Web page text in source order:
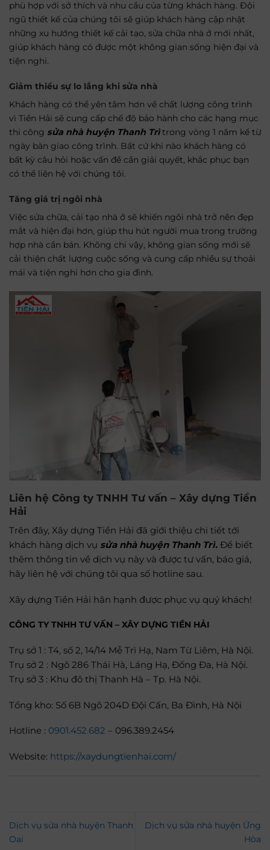
phù hợp với sở thích và nhu cầu của từng khách hàng. Đội
ngũ thiết kế của chúng tôi sẽ giúp khách hàng cập nhật
những xu hướng thiết kế cải tạo, sửa chữa nhà ở mới nhất,
giúp khách hàng có được một không gian sống hiện đại và
tiện nghi.
Giảm thiểu sự lo lắng khi sửa nhà
Khách hàng có thể yên tâm hơn về chất lượng công trình
vì Tiền Hải sẽ cung cấp chế độ bảo hành cho các hạng mục
thi công sửa nhà huyện Thanh Trìtrong vòng 1 năm kể từ
ngày bàn giao công trình. Bất cứ khi nào khách hàng có
bất kỳ câu hỏi hoặc vấn đề cần giải quyết, khắc phục bạn
có thể liên hệ với chúng tôi.
Tăng giá trị ngôi nhà
Việc sửa chữa, cải tạo nhà ở sẽ khiến ngôi nhà trở nên đẹp
mắt và hiện đại hơn, giúp thu hút người mua trong trường
hợp nhà cần bán. Không chi vậy, không gian sống mới sẽ
cải thiện chất lượng cuộc sống và cung cấp nhiều sự thoải
mái và tiện nghi hơn cho gia đình.
Liên hệ Công ty TNHH Tư vấn – Xây dựng Tiền
Hải
Trên đây, Xây dựng Tiền Hải đã giới thiệu chi tiết tới
khách hàng dịch vụ sửa nhà huyện Thanh Trì. Để biết
thêm thông tin về dịch vụ này và được tư vấn, báo giá,
hãy liên hệ với chúng tôi qua số hotline sau.
Xây dựng Tiền Hải hân hạnh được phục vụ quý khách!
CÔNG TY TNHH TƯ VẤN – XÂY DỰNG TIỀN HẢI
Trụ sở 1 : T4, số 2, 14/14 Mễ Trì Hạ, Nam Từ Liêm, Hà Nội.
Trụ sở 2 : Ngõ 286 Thái Hà, Láng Hạ, Đống Đa, Hà Nội.
Trụ sở 3 : Khu đô thị Thanh Hà – Tp. Hà Nội.
Tổng kho: Số 6B Ngõ 204D Đội Cấn, Ba Đình, Hà Nội
Hotline : 0901.452.682 – 096.389.2454
Website: https://xaydungtienhai.com/
Dịch vụ sửa nhà huyện Thanh
Oai
Dịch vụ sửa nhà huyện Ứng
Hòa